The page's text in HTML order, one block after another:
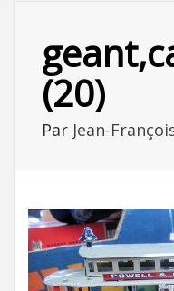
(20)
Par Jean-